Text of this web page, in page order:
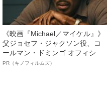
《映画『Michael／マイケル』》
父ジョセフ・ジャクソン役、コ
ールマン・ドミンゴ オフィシャ
ルインタビュー“観客を魅了した
PR（キノフィルムズ）